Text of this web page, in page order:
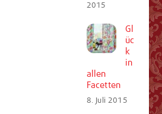
2015
Gl
üc
k
in
allen
Facetten
8. Juli 2015